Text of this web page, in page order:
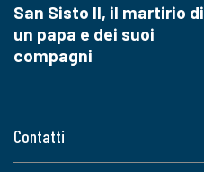
Contatti
San Sisto II, il martirio di
un papa e dei suoi
compagni